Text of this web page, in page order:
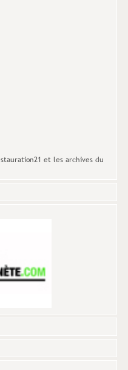
et les archives du